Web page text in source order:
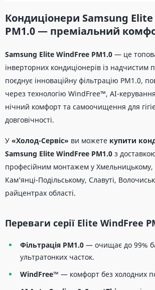
Кондиціонери Samsung
PM1.0 — преміальний
Samsung Elite WindFree PM1.0 — це
інверторних кондиціонерів із надчистим
поєднує інноваційну фільтрацію PM1.0,
через технологію WindFree™, AI-
нічний комфорт та самоочищення для
довговічності.
У «Холод-Сервіс» ви можете купити
Samsung Elite WindFree PM1.0 з
професійним монтажем у Хмельницькому,
Кам’янці-Подільському, Славуті,
райцентрах області.
Переваги серії Elite WindFree
Фільтрація PM1.0 — очищає до 99%
ультратонких часток.
WindFree™ — комфорт без холодних